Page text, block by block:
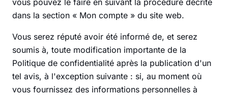
vous pouvez le faire en suivant la procédure décrite
dans la section « Mon compte » du site web.
Vous serez réputé avoir été informé de, et serez
soumis à, toute modification importante de la
Politique de confidentialité après la publication d'un
tel avis, à l'exception suivante : si, au moment où
vous fournissez des informations personnelles à